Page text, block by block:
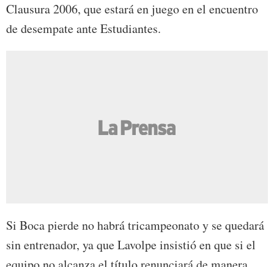
Clausura 2006, que estará en juego en el encuentro
de desempate ante Estudiantes.
Si Boca pierde no habrá tricampeonato y se quedará
sin entrenador, ya que Lavolpe insistió en que si el